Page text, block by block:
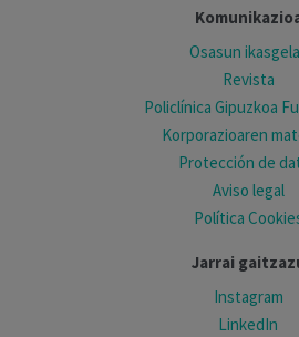
Osasun
Revista
Policlínica Gipuzkoa
Korporazioaren
Protección de
Aviso legal
Política
Jarrai
Instagram
LinkedIn